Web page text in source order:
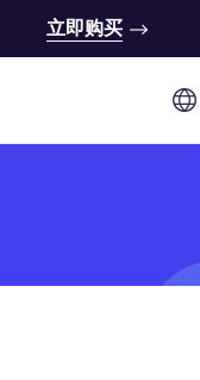
立即购买